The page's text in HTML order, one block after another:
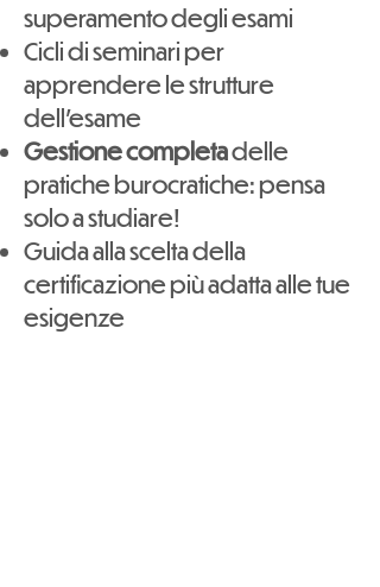
superamento degli esami
Cicli di seminari per
apprendere le strutture
dell'esame
Gestione completadelle
pratiche burocratiche: pensa
solo a studiare!
Guida alla scelta della
certificazione più adatta alle tue
esigenze